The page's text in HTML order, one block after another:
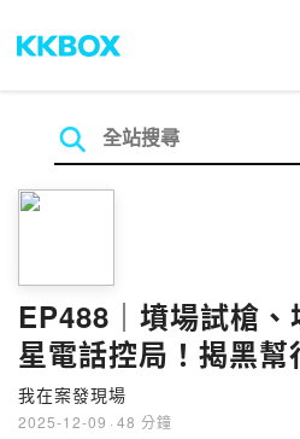
EP488｜墳場試槍
星電話控局！揭黑幫
局｜新店咖啡商槍擊
我在案發現場
2025-12-09 · 48 分鐘